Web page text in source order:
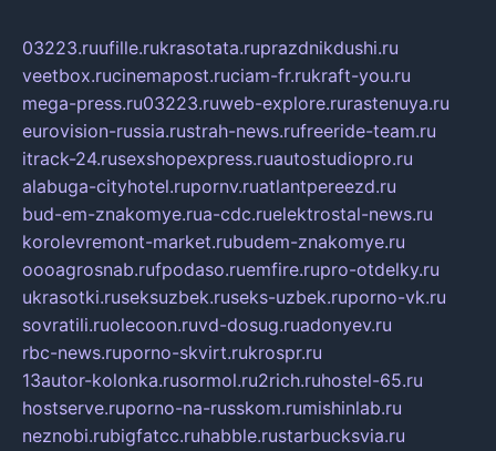
03223.ruufille.rukrasotata.ruprazdnikdushi.ru
veetbox.rucinemapost.ruciam-fr.rukraft-you.ru
mega-press.ru03223.ruweb-explore.rurastenuya.ru
eurovision-russia.rustrah-news.rufreeride-team.ru
itrack-24.rusexshopexpress.ruautostudiopro.ru
alabuga-cityhotel.rupornv.ruatlantpereezd.ru
bud-em-znakomye.rua-cdc.ruelektrostal-news.ru
korolevremont-market.rubudem-znakomye.ru
oooagrosnab.rufpodaso.ruemfire.rupro-otdelky.ru
ukrasotki.ruseksuzbek.ruseks-uzbek.ruporno-vk.ru
sovratili.ruolecoon.ruvd-dosug.ruadonyev.ru
rbc-news.ruporno-skvirt.rukrospr.ru
13autor-kolonka.rusormol.ru2rich.ruhostel-65.ru
hostserve.ruporno-na-russkom.rumishinlab.ru
neznobi.rubigfatcc.ruhabble.rustarbucksvia.ru